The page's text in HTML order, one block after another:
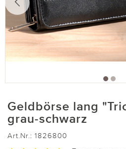
Geldbörse lang
grau-schwarz
Art.Nr.: 1826800